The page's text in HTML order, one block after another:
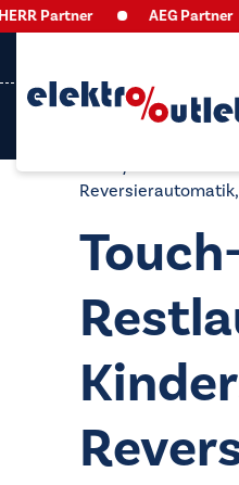
Partner AEG Partner
/ Produkt
Reversierautomatik,